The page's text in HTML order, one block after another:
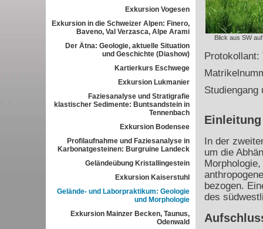
Exkursion Vogesen
Exkursion in die Schweizer Alpen: Finero,
Baveno, Val Verzasca, Alpe Arami
Der Ätna: Geologie, aktuelle Situation
und Geschichte (Diashow)
Kartierkurs Eschwege
Exkursion Lukmanier
Faziesanalyse und Stratigrafie
klastischer Sedimente: Buntsandstein in
Tennenbach
Exkursion Bodensee
Profilaufnahme und Faziesanalyse in
Karbonatgesteinen: Burgruine Landeck
Geländeübung Kristallingestein
Exkursion Kaiserstuhl
Gelände- und Laborpraktikum: Geologie
und Morphologie
Exkursion Mainzer Becken, Taunus,
Odenwald
Blick aus SW
Protokollant:
Einleitung
In der
um die
bezogen.
des